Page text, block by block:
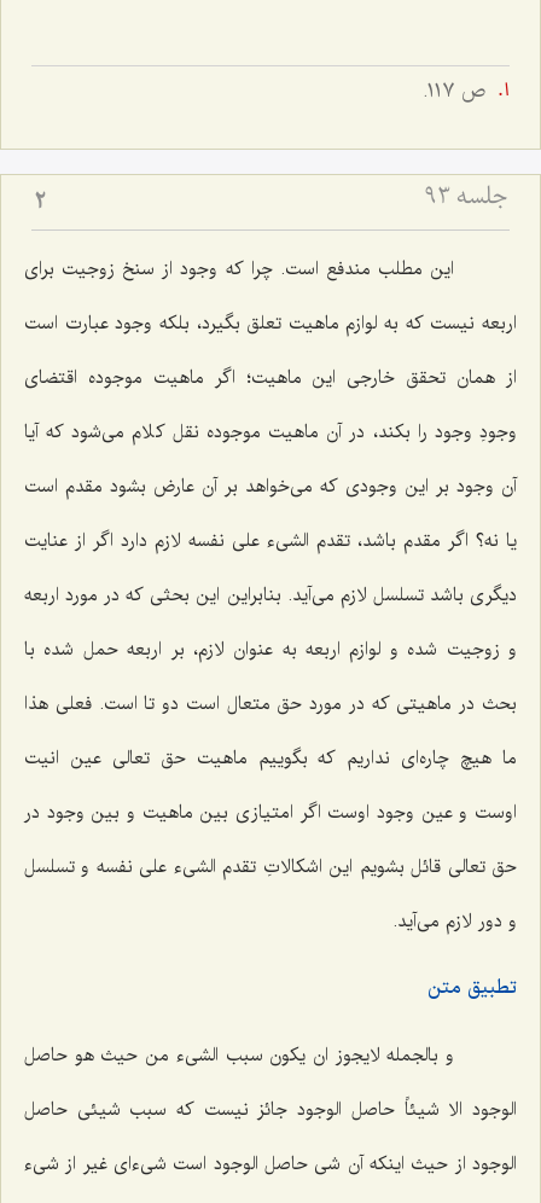
ص ١١٧.
جلسه ۹۳ 2
این مطلب مندفع است. چرا كه وجود از سنخ زوجیت براى
اربعه نیست كه به لوازم ماهیت تعلق بگیرد، بلكه وجود عبارت است
از همان تحقق خارجى این ماهیت؛ اگر ماهیت موجوده اقتضاى
وجودِ وجود را بكند، در آن ماهیت موجوده نقل كلام مى‌شود كه آیا
آن وجود بر این وجودى كه مى‌خواهد بر آن عارض بشود مقدم است
یا نه؟ اگر مقدم باشد، تقدم الشیء على نفسه لازم دارد اگر از عنایت
دیگرى باشد تسلسل لازم مى‌آید. بنابراین این بحثى كه در مورد اربعه
و زوجیت شده و لوازم اربعه به عنوان لازم، بر اربعه حمل شده با
بحث در ماهیتى كه در مورد حق متعال است دو تا است. فعلى هذا
ما هیچ چاره‌اى نداریم كه بگوییم ماهیت حق تعالى عین انیت
اوست و عین وجود اوست اگر امتیازى بین ماهیت و بین وجود در
حق تعالى قائل بشویم این اشكالاتِ تقدم الشیء على نفسه و تسلسل
و دور لازم مى‌آید.
تطبیق متن
و بالجمله لایجوز ان یکون سبب الشیء من حیث هو حاصل
الوجود الا شیئاً حاصل الوجودجائز نیست كه سبب شیئى حاصل
الوجود از حیث اینكه آن شى حاصل الوجود است شیءاى غیر از شیء